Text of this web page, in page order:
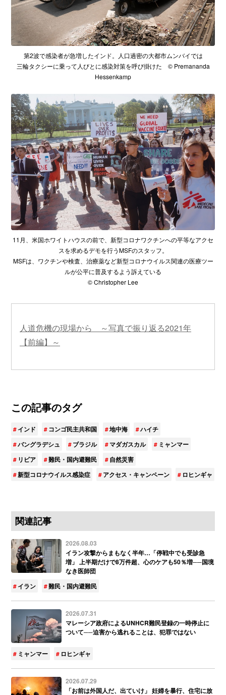
第2波で感染者が急増したインド。人口過密の大都市ムンバイでは
三輪タクシーに乗って人びとに感染対策を呼び掛けた © Premananda
Hessenkamp
11月、米国ホワイトハウスの前で、新型コロナワクチンへの平等なアクセ
スを求めるデモを行うMSFのスタッフ。
MSFは、ワクチンや検査、治療薬など新型コロナウイルス関連の医療ツー
ルが公平に普及するよう訴えている
© Christopher Lee
人道危機の現場から ～写真で振り返る2021年
【前編】～
この記事のタグ
インド コンゴ民主共和国 地中海
ハイチ
バングラデシュ
ブラジル マダガスカル
ミャンマー
リビア
難民・国内避難民
自然災害
新型コロナウイルス感染症
アクセス・キャンペーン ロヒンギャ
関連記事
2026.08.03
イラン攻撃からまもなく半年…「停戦中でも受診急
増」 上半期だけで8万件超、心のケアも50％増──国境
なき医師団
イラン
難民・国内避難民
2026.07.31
マレーシア政府によるUNHCR難民登録の一時停止に
ついて──迫害から逃れることは、犯罪ではない
ミャンマー ロヒンギャ
2026.07.29
「お前は外国人だ、出ていけ」 妊婦を暴行、住宅に放